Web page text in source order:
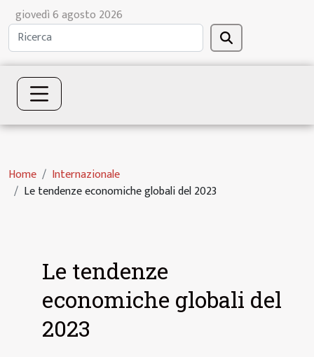
giovedì 6 agosto 2026
Home
Internazionale
Le tendenze economiche globali del 2023
Le tendenze
economiche globali del
2023